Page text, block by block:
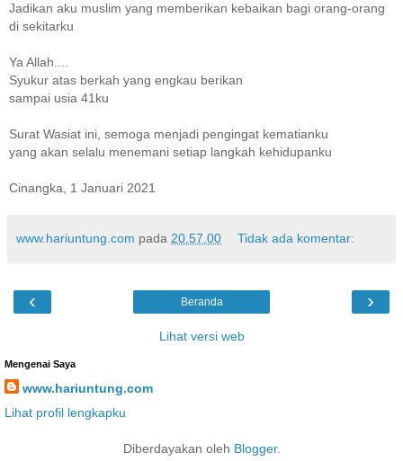
Jadikan aku muslim yang memberikan kebaikan bagi orang-orang
di sekitarku
Ya Allah....
Syukur atas berkah yang engkau berikan
sampai usia 41ku
Surat Wasiat ini, semoga menjadi pengingat kematianku
yang akan selalu menemani setiap langkah kehidupanku
Cinangka, 1 Januari 2021
www.hariuntung.com pada 20.57.00 Tidak ada komentar:
‹ ›
Beranda
Lihat versi web
Mengenai Saya
www.hariuntung.com
Lihat profil lengkapku
Diberdayakan oleh Blogger.